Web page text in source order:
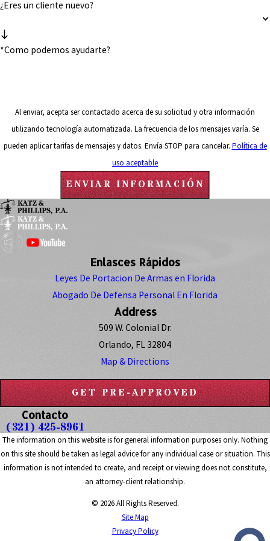
¿Eres un cliente nuevo?
*Como podemos ayudarte?
Al enviar, acepta ser contactado acerca de su solicitud y otra información
utilizando tecnología automatizada. La frecuencia de los mensajes varía. Se
pueden aplicar tarifas de mensajes y datos. Envía STOP para cancelar. Política de
uso aceptable
ENVIAR INFORMACIÓN
Enlasces Rápidos
Leyes De Portacion De Armas en Florida
Abogado De Defensa Personal En Florida
Address
509 W. Colonial Dr.
Orlando, FL 32804
Map & Directions
GET PRE-APPROVED
Contacto
(321) 425-8961
The information on this website is for general information purposes only. Nothing
on this site should be taken as legal advice for any individual case or situation. This
information is not intended to create, and receipt or viewing does not constitute,
an attorney-client relationship.
© 2026 All Rights Reserved.
Site Map
Privacy Policy